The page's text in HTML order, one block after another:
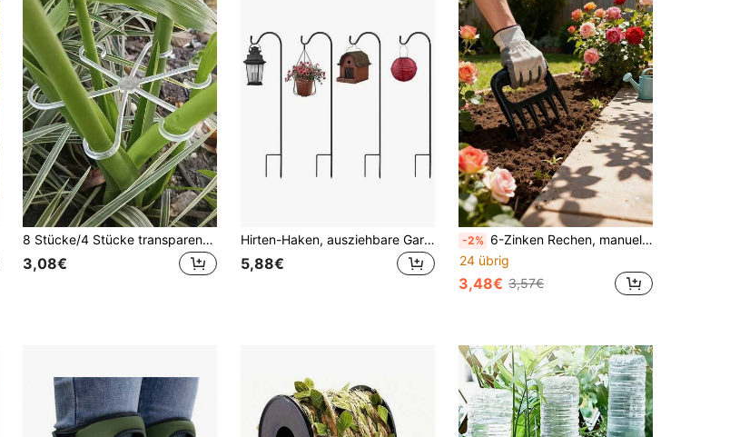
8 Stücke/4 Stücke transparente Pflanzenhalterungen, Schildkrötenpanzer Bambus Blumenständer, rutschfeste Grünpflanzenhalterungen, Federtrocknungsgestelle - geeignet für verschiedene Pflanzen, verwendbar für Camping/Hochzeit/Gartendekoration/Schlafzimmerdekoration/Raumdekoration/Heimdekoration/Herbstdekoration/Valentinstag/Ostern, Outdoor- und Gartenzubehör>Pflanzenständer & Schutz>Pflanzenkäfige und -halterungen
3,08€
Hirten-Haken, ausziehbare Garten-Pflanzenrankhilfe, Metall-Hänge-Solarleuchte, Vogelfutterhaus, Einmachglas, Weihnachtsbeleuchtung, Laterne, Garten-Rankhilfe und Hochzeitsdekoration
5,88€
-2% 6-Zinken Rechen, manueller Gartenkultivator, geeignet zum Umsetzen, Auflockern des Bodens, Unkrautentfernung und Bodenbearbeitung, Strandwerkzeug, passend für kleine Gärten und Bepflanzung
24 übrig
3,48€ 3,57€